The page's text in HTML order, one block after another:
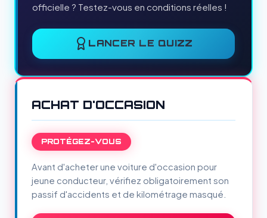
officielle ? Testez-vous en conditions réelles !
LANCER LE QUIZZ
ACHAT D'OCCASION
PROTÉGEZ-VOUS
Avant d'acheter une voiture d'occasion pour
jeune conducteur, vérifiez obligatoirement son
passif d'accidents et de kilométrage masqué.